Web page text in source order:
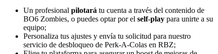
Un profesional pilotará tu cuenta a través del contenido de
BO6 Zombies, o puedes optar por el self-play para unirte a su
equipo;
Personaliza tus ajustes y envía tu solicitud para nuestro
servicio de desbloqueo de Perk-A-Colas en RBZ;